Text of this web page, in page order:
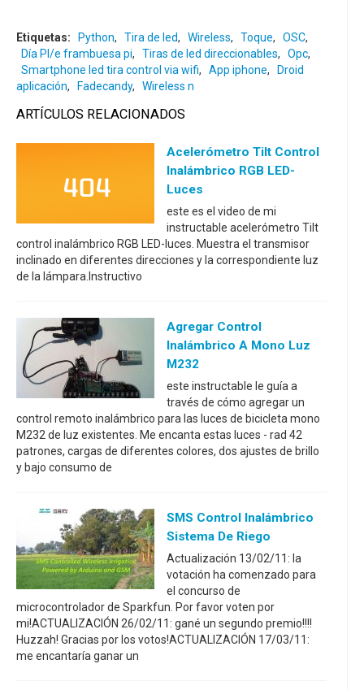
Etiquetas: Python, Tira de led, Wireless, Toque, OSC,
Día PI/e frambuesa pi, Tiras de led direccionables, Opc,
Smartphone led tira control via wifi, App iphone,
Droid
aplicación, Fadecandy, Wireless n
ARTÍCULOS RELACIONADOS
Acelerómetro Tilt Control
Inalámbrico RGB LED-
Luces
este es el video de mi
instructable acelerómetro Tilt
control inalámbrico RGB LED-luces. Muestra el transmisor
inclinado en diferentes direcciones y la correspondiente luz
de la lámpara.Instructivo
Agregar Control
Inalámbrico A Mono Luz
M232
este instructable le guía a
través de cómo agregar un
control remoto inalámbrico para las luces de bicicleta mono
M232 de luz existentes. Me encanta estas luces - rad 42
patrones, cargas de diferentes colores, dos ajustes de brillo
y bajo consumo de
SMS Control Inalámbrico
Sistema De Riego
Actualización 13/02/11: la
votación ha comenzado para
el concurso de
microcontrolador de Sparkfun. Por favor voten por
mi!ACTUALIZACIÓN 26/02/11: gané un segundo premio!!!!
Huzzah! Gracias por los votos!ACTUALIZACIÓN 17/03/11:
me encantaría ganar un